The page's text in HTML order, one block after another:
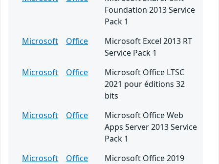
Foundation 2013 Service
Pack 1
Microsoft
Office
Microsoft Excel 2013 RT
Service Pack 1
Microsoft
Office
Microsoft Office LTSC
2021 pour éditions 32
bits
Microsoft
Office
Microsoft Office Web
Apps Server 2013 Service
Pack 1
Microsoft
Office
Microsoft Office 2019